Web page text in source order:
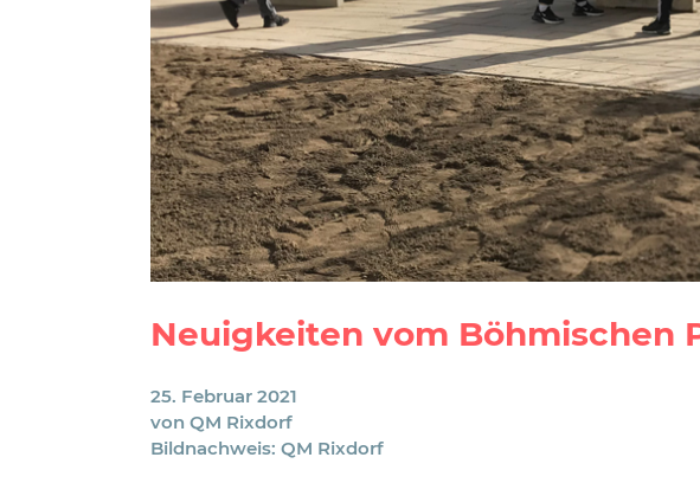
Neuigkeiten vom Böhmischen
25. Februar 2021
von QM Rixdorf
Bildnachweis: QM Rixdorf